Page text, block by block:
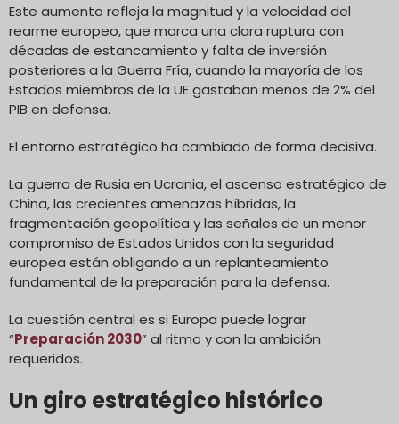
Este aumento refleja la magnitud y la velocidad del
rearme europeo, que marca una clara ruptura con
décadas de estancamiento y falta de inversión
posteriores a la Guerra Fría, cuando la mayoría de los
Estados miembros de la UE gastaban menos de 2% del
PIB en defensa.
El entorno estratégico ha cambiado de forma decisiva.
La guerra de Rusia en Ucrania, el ascenso estratégico de
China, las crecientes amenazas híbridas, la
fragmentación geopolítica y las señales de un menor
compromiso de Estados Unidos con la seguridad
europea están obligando a un replanteamiento
fundamental de la preparación para la defensa.
La cuestión central es si Europa puede lograr
“Preparación 2030” al ritmo y con la ambición
requeridos.
Un giro estratégico histórico